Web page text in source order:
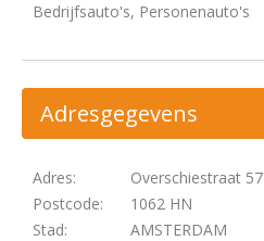
Bedrijfsauto's, Personenauto's
Adresgegevens
Adres:
Overschiestraat 57
Postcode:
1062 HN
Stad:
AMSTERDAM